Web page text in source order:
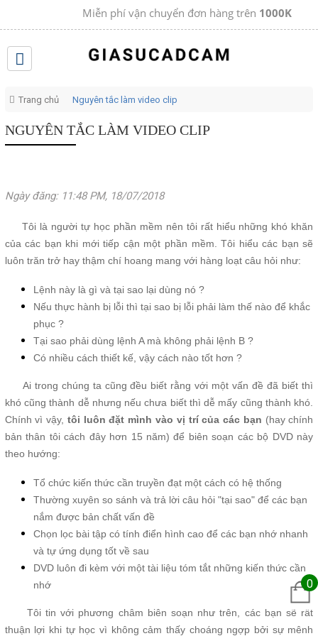
0
Miễn phí vận chuyển đơn hàng trên1000K
Trang chủ Nguyên tắc làm video clip
NGUYÊN TẮC LÀM VIDEO CLIP
Ngày đăng: 11:48 PM, 18/07/2018
Tôi là người tự học phần mềm nên tôi rất hiểu những khó khăn
của các bạn khi mới tiếp cận một phần mềm. Tôi hiểu các bạn sẽ
luôn trăn trở hay thậm chí hoang mang với hàng loạt câu hỏi như:
Lệnh này là gì và tại sao lại dùng nó ?
Nếu thực hành bị lỗi thì tại sao bị lỗi phải làm thế nào để khắc
phục ?
Tại sao phải dùng lệnh A mà không phải lệnh B ?
Có nhiều cách thiết kế, vậy cách nào tốt hơn ?
Ai trong chúng ta cũng đều biết rằng với một vấn đề đã biết thì
khó cũng thành dễ nhưng nếu chưa biết thì dễ mấy cũng thành khó.
Chính vì vậy, tôi luôn đặt mình vào vị trí của các bạn (hay chính
bản thân tôi cách đây hơn 15 năm) để biên soạn các bộ DVD này
theo hướng:
Tổ chức kiến thức cần truyền đạt một cách có hệ thống
Thường xuyên so sánh và trả lời câu hỏi "tại sao" để các bạn
nắm được bản chất vấn đề
Chọn lọc bài tập có tính điển hình cao để các bạn nhớ nhanh
và tự ứng dụng tốt về sau
DVD luôn đi kèm với một tài liệu tóm tắt những kiến thức cần
nhớ
Tôi tin với phương châm biên soạn như trên, các bạn sẽ rất
thuận lợi khi tự học vì không cảm thấy choáng ngợp bởi sự mênh